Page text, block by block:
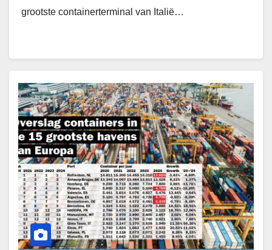
grootste containerterminal van Italië…